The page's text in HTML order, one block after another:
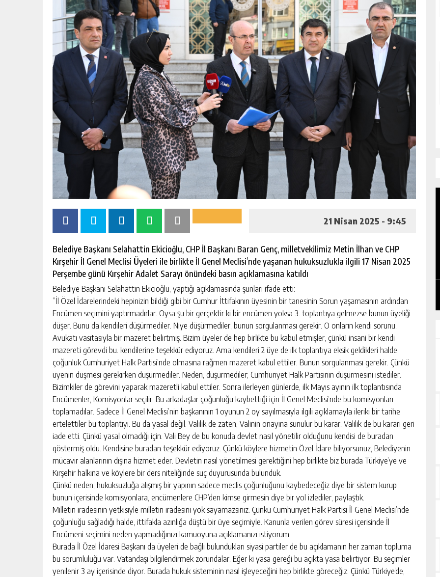
21 Nisan 2025 - 9:45
Belediye Başkanı Selahattin Ekicioğlu, CHP İl Başkanı Baran Genç, milletvekilimiz Metin İlhan ve CHP
Kırşehir İl Genel Meclisi Üyeleri ile birlikte İl Genel Meclisi’nde yaşanan hukuksuzlukla ilgili 17 Nisan 2025
Perşembe günü Kırşehir Adalet Sarayı önündeki basın açıklamasına katıldı
Belediye Başkanı Selahattin Ekicioğlu, yaptığı açıklamasında şunları ifade etti:
“İl Özel İdarelerindeki hepinizin bildiği gibi bir Cumhur İttifakının üyesinin bir tanesinin Sorun yaşamasının ardından
Encümen seçimini yaptırmadırlar. Oysa şu bir gerçektir ki bir encümen yoksa 3. toplantıya gelmezse bunun üyeliği
düşer. Bunu da kendileri düşürmediler. Niye düşürmediler, bunun sorgulanması gerekir. O onların kendi sorunu.
Avukatı vasıtasıyla bir mazeret belirtmiş. Bizim üyeler de hep birlikte bu kabul etmişler, çünkü insani bir kendi
mazereti görevdi bu. kendilerine teşekkür ediyoruz. Ama kendileri 2 üye de ilk toplantıya eksik geldikleri halde
çoğunluk Cumhuriyet Halk Partisi’nde olmasına rağmen mazeret kabul ettiler. Bunun sorgulanması gerekir. Çünkü
üyenin düşmesi gerekirken düşürmediler. Neden, düşürmediler; Cumhuriyet Halk Partisinin düşürmesini istediler.
Bizimkiler de görevini yaparak mazeretli kabul ettiler. Sonra ilerleyen günlerde, ilk Mayıs ayının ilk toplantısında
Encümenler, Komisyonlar seçilir. Bu arkadaşlar çoğunluğu kaybettiği için İl Genel Meclisi’nde bu komisyonları
toplamadılar. Sadece İl Genel Meclisi’nin başkanının 1 oyunun 2 oy sayılmasıyla ilgili açıklamayla ileriki bir tarihe
ertelettiler bu toplantıyı. Bu da yasal değil. Valilik de zaten, Valinin onayına sunulur bu karar. Valilik de bu kararı geri
iade etti. Çünkü yasal olmadığı için. Vali Bey de bu konuda devlet nasıl yönetilir olduğunu kendisi de buradan
göstermiş oldu. Kendisine buradan teşekkür ediyoruz. Çünkü köylere hizmetin Özel İdare biliyorsunuz, Belediyenin
mücavir alanlarının dışına hizmet eder. Devletin nasıl yönetilmesi gerektiğini hep birlikte biz burada Türkiye’ye ve
Kırşehir halkına ve köylere bir ders niteliğinde suç duyurusunda bulunduk.
Çünkü neden, hukuksuzluğa alışmış bir yapının sadece meclis çoğunluğunu kaybedeceğiz diye bir sistem kurup
bunun içerisinde komisyonlara, encümenlere CHP’den kimse girmesin diye bir yol izlediler, paylaştık.
Milletin iradesinin yetkisiyle milletin iradesini yok sayamazsınız. Çünkü Cumhuriyet Halk Partisi İl Genel Meclisi’nde
çoğunluğu sağladığı halde, ittifakla azınlığa düştü bir üye seçimiyle. Kanunla verilen görev süresi içerisinde İl
Encümeni seçimini neden yapmadığınızı kamuoyuna açıklamanızı istiyorum.
Burada İl Özel İdaresi Başkanı da üyeleri de bağlı bulundukları siyasi partiler de bu açıklamanın her zaman topluma
bu sorumluluğu var. Vatandaşı bilgilendirmek zorundalar. Eğer ki yasa gereği bu açıkta yasa belirtiyor. Bu seçimler
yenilenir 3 ay içerisinde diyor. Burada hukuk sisteminin nasıl işleyeceğini hep birlikte göreceğiz. Çünkü Türkiye’de,
GÜNLÜK HABER AKIŞI
BAŞKAN EKİCİOĞLU 23 NİSAN
PROGRAMLARINA KATILDI
‘HELE ULAŞ’A ULAŞ’A, ULAŞ BENZERDİ
GÜNEŞE’